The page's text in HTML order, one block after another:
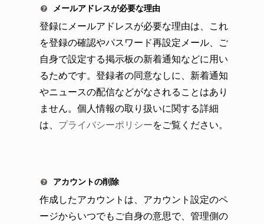
メールアドレスが必要な理由
登録にメールアドレスが必要な理由は、これ
を登録の確認やパスワード再設定メール、ご
自身で設定する掲示板の新着通知などに用い
るためです。登録者の同意なしに、新着通知
やニュースの配信などがなされることはあり
ません。個人情報の取り扱いに関する詳細
は、 プライバシーポリシーをご覧ください。
アカウントの削除
作成したアカウントは、アカウント設定のペ
ージからいつでもご自身の意思で、管理側の